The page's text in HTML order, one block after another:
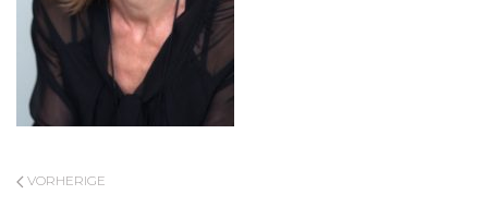
VORHERIGE